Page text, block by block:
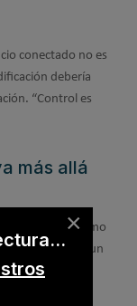
conectado no es
debería
“Control es
más allá
el edificio como
técnica. Es un
del sector.
×